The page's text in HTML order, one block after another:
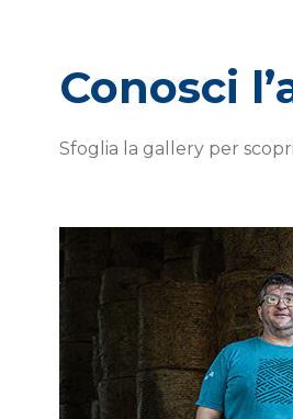
Conosci
Sfoglia la gallery per